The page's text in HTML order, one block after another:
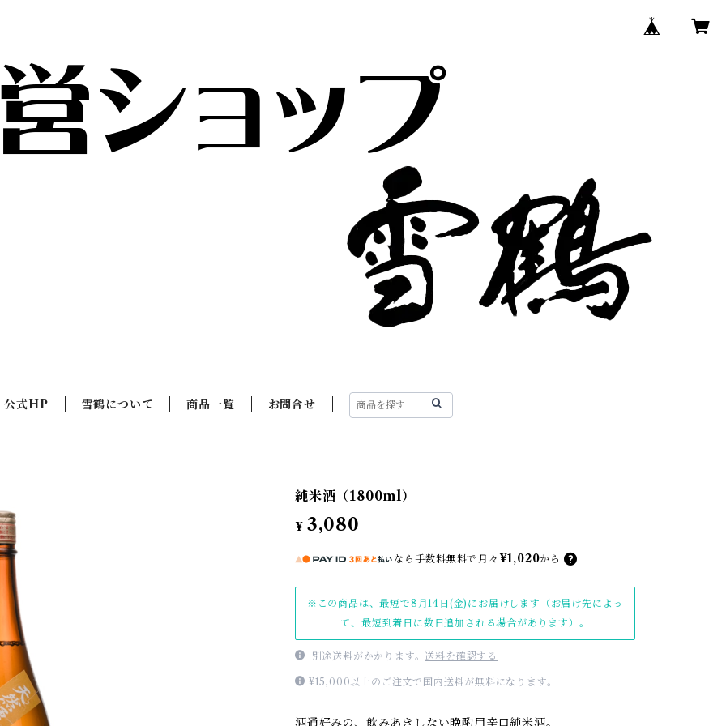
公式HP 雪鶴について 商品一覧 お問合せ
純米酒（1800ml）
¥ 3,080
なら 手数料無料で 月々 ¥1,020から
※この商品は、最短で8月14日(金)にお届けします（お届け先によっ
て、最短到着日に数日追加される場合があります）。
別途送料がかかります。送料を確認する
¥15,000以上のご注文で国内送料が無料になります。
酒通好みの、飲みあきしない晩酌用辛口純米酒。